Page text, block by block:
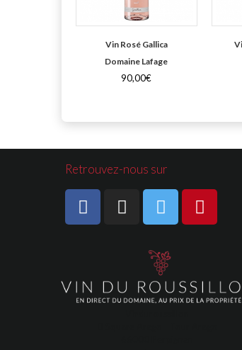
Vin Rosé Gallica
Domaine Lafage
90,00€
Retrouvez-nous sur